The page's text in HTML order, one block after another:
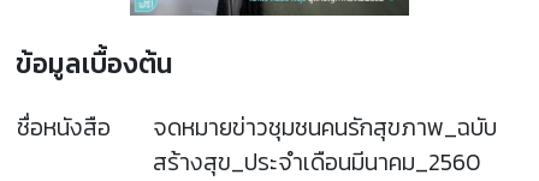
ข้อมูลเบื้องต้น
ชื่อหนังสือ
จดหมายข่าวชุมชนคนรักสุขภาพ_ฉบับ
สร้างสุข_ประจำเดือนมีนาคม_2560